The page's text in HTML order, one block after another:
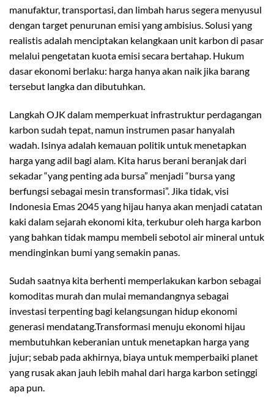
manufaktur, transportasi, dan limbah harus segera menyusul
dengan target penurunan emisi yang ambisius. Solusi yang
realistis adalah menciptakan kelangkaan unit karbon di pasar
melalui pengetatan kuota emisi secara bertahap. Hukum
dasar ekonomi berlaku: harga hanya akan naik jika barang
tersebut langka dan dibutuhkan.
Langkah OJK dalam memperkuat infrastruktur perdagangan
karbon sudah tepat, namun instrumen pasar hanyalah
wadah. Isinya adalah kemauan politik untuk menetapkan
harga yang adil bagi alam. Kita harus berani beranjak dari
sekadar “yang penting ada bursa” menjadi “bursa yang
berfungsi sebagai mesin transformasi”. Jika tidak, visi
Indonesia Emas 2045 yang hijau hanya akan menjadi catatan
kaki dalam sejarah ekonomi kita, terkubur oleh harga karbon
yang bahkan tidak mampu membeli sebotol air mineral untuk
mendinginkan bumi yang semakin panas.
Sudah saatnya kita berhenti memperlakukan karbon sebagai
komoditas murah dan mulai memandangnya sebagai
investasi terpenting bagi kelangsungan hidup ekonomi
generasi mendatang.Transformasi menuju ekonomi hijau
membutuhkan keberanian untuk menetapkan harga yang
jujur; sebab pada akhirnya, biaya untuk memperbaiki planet
yang rusak akan jauh lebih mahal dari harga karbon setinggi
apa pun.